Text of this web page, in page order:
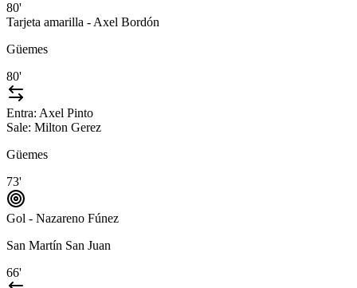
80'
Tarjeta amarilla - Axel Bordón
Güemes
80'
Entra: Axel Pinto
Sale: Milton Gerez
Güemes
73'
Gol - Nazareno Fúnez
San Martín San Juan
66'